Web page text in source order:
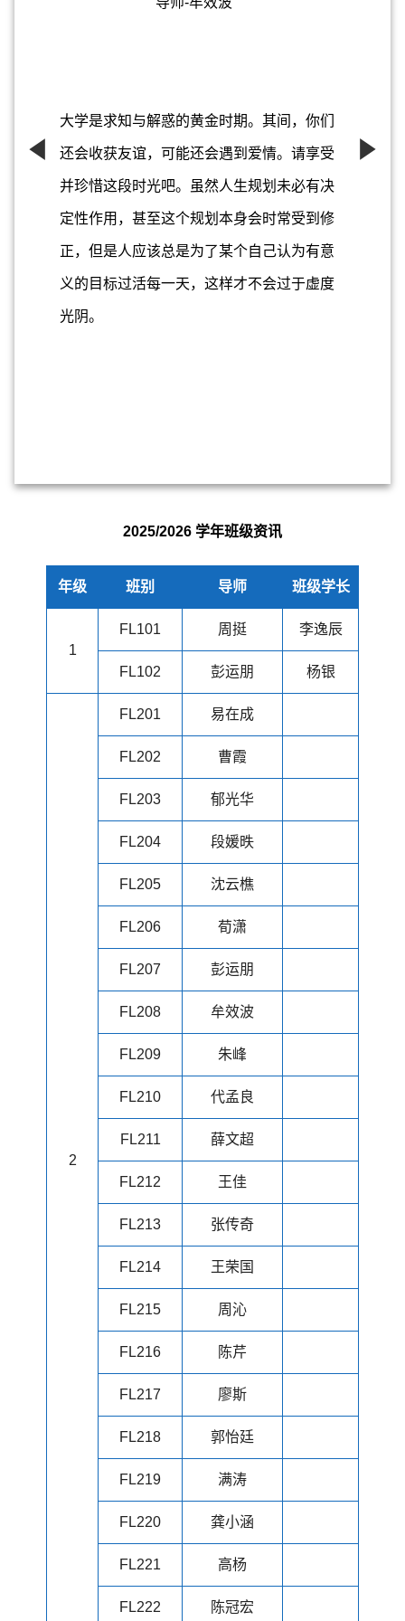
大学是求知与解惑的黄金时期。其间，你们
还会收获友谊，可能还会遇到爱情。请享受
并珍惜这段时光吧。虽然人生规划未必有决
定性作用，甚至这个规划本身会时常受到修
正，但是人应该总是为了某个自己认为有意
义的目标过活每一天，这样才不会过于虚度
光阴。
2025/2026 学年班级资讯
年级 班别 导师 班级学长
1
FL101 周挺 李逸辰
FL102 彭运朋 杨银
2
FL201 易在成
FL202 曹霞
FL203 郁光华
FL204 段媛昳
FL205 沈云樵
FL206 荀潇
FL207 彭运朋
FL208 牟效波
FL209 朱峰
FL210 代孟良
FL211 薛文超
FL212 王佳
FL213 张传奇
FL214 王荣国
FL215 周沁
FL216 陈芹
FL217 廖斯
FL218 郭怡廷
FL219 满涛
FL220 龚小涵
FL221 高杨
FL222 陈冠宏